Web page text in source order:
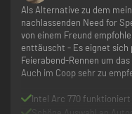
Meistere alle Fahrzeugarten
Teilnehmern auf Platz 1 ins
Royale, wo acht Teams
Als Alternative zu dem
nachlassenden Need for
von einem Freund
enttäuscht - Es eignet
Feierabend-Rennen um
Auch im Coop sehr zu
Intel Arc 770